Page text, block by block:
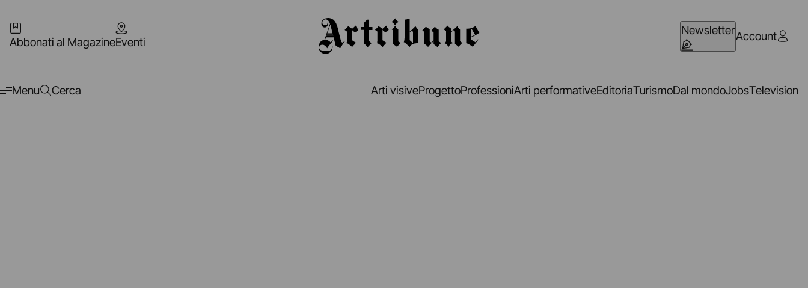
Abbonati al MagazineEventi
NewsletterAccount
Menu Cerca Arti visiveProgettoProfessioniArti performativeEditoriaTurismoDal mondoJobsTelevision